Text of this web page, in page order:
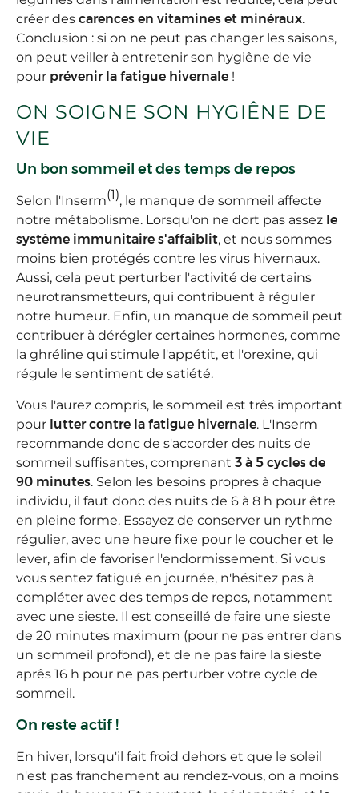
créer des carences en vitamines et minéraux.
Conclusion : si on ne peut pas changer les saisons,
on peut veiller à entretenir son hygiêne de vie
pour prévenir la fatigue hivernale !
ON SOIGNE SON HYGIÊNE DE
VIE
Un bon sommeil et des temps de repos
Selon l'Inserm(1), le manque de sommeil affecte
notre métabolisme. Lorsqu'on ne dort pas assez le
systême immunitaire s'affaiblit, et nous sommes
moins bien protégés contre les virus hivernaux.
Aussi, cela peut perturber l'activité de certains
neurotransmetteurs, qui contribuent à réguler
notre humeur. Enfin, un manque de sommeil peut
contribuer à dérégler certaines hormones, comme
la ghréline qui stimule l'appétit, et l'orexine, qui
régule le sentiment de satiété.
Vous l'aurez compris, le sommeil est três important
pour lutter contre la fatigue hivernale. L'Inserm
recommande donc de s'accorder des nuits de
sommeil suffisantes, comprenant 3 à 5 cycles de
90 minutes. Selon les besoins propres à chaque
individu, il faut donc des nuits de 6 à 8 h pour être
en pleine forme. Essayez de conserver un rythme
régulier, avec une heure fixe pour le coucher et le
lever, afin de favoriser l'endormissement. Si vous
vous sentez fatigué en journée, n'hésitez pas à
compléter avec des temps de repos, notamment
avec une sieste. Il est conseillé de faire une sieste
de 20 minutes maximum (pour ne pas entrer dans
un sommeil profond), et de ne pas faire la sieste
aprês 16 h pour ne pas perturber votre cycle de
sommeil.
On reste actif !
En hiver, lorsqu'il fait froid dehors et que le soleil
n'est pas franchement au rendez-vous, on a moins